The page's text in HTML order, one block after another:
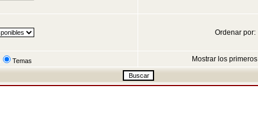
Ordenar por:
Temas Mostrar los primeros